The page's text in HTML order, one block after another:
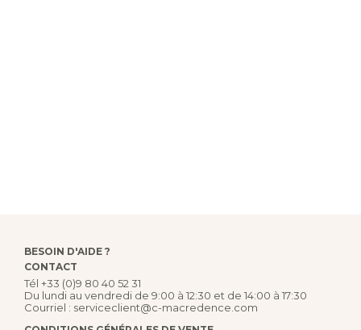
BESOIN D'AIDE ?
CONTACT
Tél +33 (0)9 80 40 52 31
Du lundi au vendredi de 9:00 à 12:30 et de 14:00 à 17:30
Courriel : serviceclient@c-macredence.com